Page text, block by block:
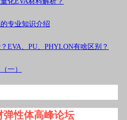
专业知识介绍
EVA、PU、PHYLON有啥区别？
一）
弹性体高峰论坛